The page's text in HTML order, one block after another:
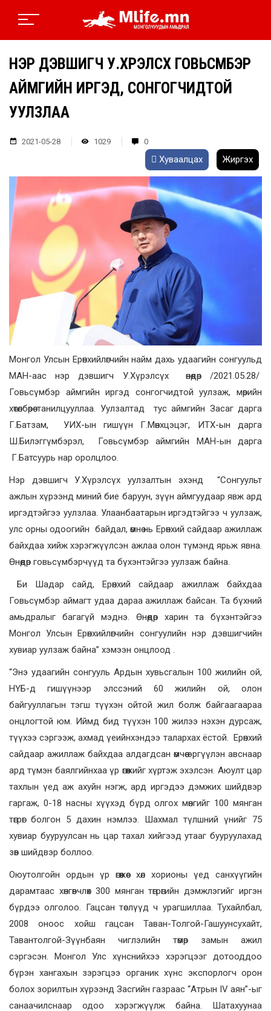
НЭР ДЭВШИГЧ У.ХҮРЭЛСҮХ ГОВЬСҮМБЭР
АЙМГИЙН ИРГЭД, СОНГОГЧИДТОЙ
УУЛЗЛАА
2021-05-28 1029 0
Хуваалцах Жиргэх
Монгол Улсын Ерөнхийлөгчийн найм дахь удаагийн сонгуульд
МАН-аас нэр дэвшигч У.Хүрэлсүх өнөөдөр /2021.05.28/
Говьсүмбэр аймгийн иргэд сонгогчидтой уулзаж, мөрийн
хөтөлбөрөө танилцууллаа. Уулзалтад тус аймгийн Засаг дарга
Г.Батзам, УИХ-ын гишүүн Г.Мөнхцэцэг, ИТХ-ын дарга
Ш.Билэггүмбэрэл, Говьсүмбэр аймгийн МАН-ын дарга
Г.Батсуурь нар оролцлоо.
Нэр дэвшигч У.Хүрэлсүх уулзалтын эхэнд “Сонгуульт
ажлын хүрээнд миний бие баруун, зүүн аймгуудаар явж ард
иргэдтэйгээ уулзлаа. Улаанбаатарын иргэдтэйгээ ч уулзаж,
улс орны одоогийн байдал, өмнө нь Ерөнхий сайдаар ажиллаж
байхдаа хийж хэрэгжүүлсэн ажлаа олон түмэнд ярьж явна.
Өнөөдөр говьсүмбэрчүүд та бүхэнтэйгээ уулзаж байна.
Би Шадар сайд, Ерөнхий сайдаар ажиллаж байхдаа
Говьсүмбэр аймагт удаа дараа ажиллаж байсан. Та бүхний
амьдралыг багагүй мэднэ. Өнөөдөр харин та бүхэнтэйгээ
Монгол Улсын Ерөнхийлөгчийн сонгуулийн нэр дэвшигчийн
хувиар уулзаж байна” хэмээн онцлоод .
“Энэ удаагийн сонгууль Ардын хувьсгалын 100 жилийн ой,
НҮБ-д гишүүнээр элссэний 60 жилийн ой, олон
байгууллагын тэгш түүхэн ойтой жил болж байгаагаараа
онцлогтой юм. Иймд бид түүхэн 100 жилээ нэхэн дурсаж,
түүхээ сэргээж, ахмад үеийнхэндээ талархах ёстой. Ерөнхий
сайдаар ажиллаж байхдаа алдагдсан өмчөө эргүүлэн авснаар
ард түмэн баялгийнхаа үр өгөөжийг хүртэж эхэлсэн. Аюулт цар
тахлын үед аж ахуйн нэгж, ард иргэдээ дэмжих шийдвэр
гаргаж, 0-18 насны хүүхэд бүрд олгох мөнгийг 100 мянган
төгрөг болгон 5 дахин нэмлээ. Шахмал түлшний үнийг 75
хувиар бууруулсан нь цар тахал хийгээд утааг бууруулахад
зөв шийдвэр боллоо.
Оюутолгойн ордын үр өгөөжөөс хөл хорионы үед санхүүгийн
дарамтаас хөнгөвчлөх 300 мянган төгрөгийн дэмжлэгийг иргэн
бүрдээ олголоо. Гацсан төслүүд ч урагшиллаа. Тухайлбал,
2008 оноос хойш гацсан Таван-Толгой-Гашуунсухайт,
Тавантолгой-Зүүнбаян чиглэлийн төмөр замын ажил
сэргэсэн. Монгол Улс хүнснийхээ хэрэгцээг дотооддоо
бүрэн хангахын зэрэгцээ органик хүнс экспорлогч орон
болох зорилтын хүрээнд Засгийн газраас “Атрын IV аян”-ыг
санаачилснаар одоо хэрэгжүүлж байна. Шатахуунаа